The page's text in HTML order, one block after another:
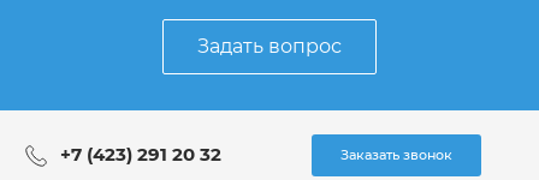
Задать вопрос
+7 (423) 291 20 32 Заказать звонок